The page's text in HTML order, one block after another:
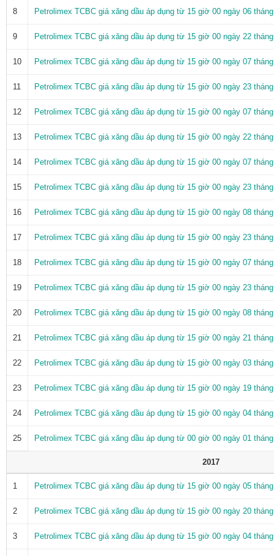
8 Petrolimex TCBC giá xăng dầu áp dụng từ 15 giờ 00 ngày 06
9 Petrolimex TCBC giá xăng dầu áp dụng từ 15 giờ 00 ngày 22
10 Petrolimex TCBC giá xăng dầu áp dụng từ 15 giờ 00 ngày 07
11 Petrolimex TCBC giá xăng dầu áp dụng từ 15 giờ 00 ngày 23
12 Petrolimex TCBC giá xăng dầu áp dụng từ 15 giờ 00 ngày 07
13 Petrolimex TCBC giá xăng dầu áp dụng từ 15 giờ 00 ngày 22
14 Petrolimex TCBC giá xăng dầu áp dụng từ 15 giờ 00 ngày 07
15 Petrolimex TCBC giá xăng dầu áp dụng từ 15 giờ 00 ngày 23
16 Petrolimex TCBC giá xăng dầu áp dụng từ 15 giờ 00 ngày 08
17 Petrolimex TCBC giá xăng dầu áp dụng từ 15 giờ 00 ngày 23
18 Petrolimex TCBC giá xăng dầu áp dụng từ 15 giờ 00 ngày 07
19 Petrolimex TCBC giá xăng dầu áp dụng từ 15 giờ 00 ngày 23
20 Petrolimex TCBC giá xăng dầu áp dụng từ 15 giờ 00 ngày 08
21 Petrolimex TCBC giá xăng dầu áp dụng từ 15 giờ 00 ngày 21
22 Petrolimex TCBC giá xăng dầu áp dụng từ 15 giờ 00 ngày 03
23 Petrolimex TCBC giá xăng dầu áp dụng từ 15 giờ 00 ngày 19
24 Petrolimex TCBC giá xăng dầu áp dụng từ 15 giờ 00 ngày 04
25 Petrolimex TCBC giá xăng dầu áp dụng từ 00 giờ 00 ngày 01
2017
1 Petrolimex TCBC giá xăng dầu áp dụng từ 15 giờ 00 ngày 05
2 Petrolimex TCBC giá xăng dầu áp dụng từ 15 giờ 00 ngày 20
3 Petrolimex TCBC giá xăng dầu áp dụng từ 15 giờ 00 ngày 04